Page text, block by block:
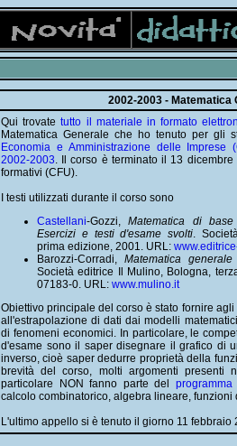
2002-2003 - Matematica
Qui trovatetutto il materiale in formato
Matematica Generale che ho tenuto per gli
Economia e Amministrazione delle Imprese
2002-2003. Il corso è terminato il 13
formativi (CFU).
I testi utilizzati durante il corso sono
Castellani-Gozzi,Matematica di
Esercizi e testi d'esame svolti.
prima edizione, 2001. URL:
Barozzi-Corradi,Matematica
Società editrice Il Mulino, Bologna,
07183-0. URL: www.mulino.it
Obiettivo principale del corso è stato fornire
all'estrapolazione di dati dai modelli
di fenomeni economici. In particolare, le
d'esame sono il saper disegnare il grafico di
inverso, cioè saper dedurre proprietà della
brevità del corso, molti argomenti presenti
particolare NON fanno parte del
calcolo combinatorico, algebra lineare,
L'ultimo appello si è tenuto il giorno 11 febbraio